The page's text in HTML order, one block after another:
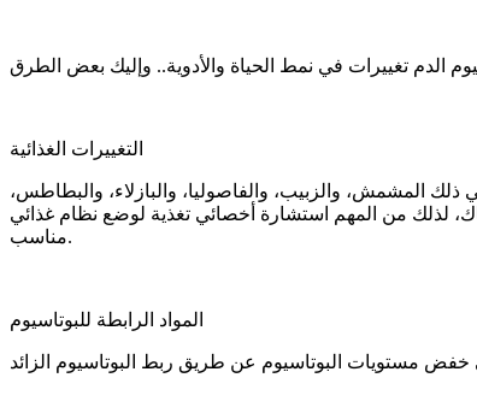
التغييرات الغذائية
المشمش، والزبيب، والفاصوليا، والبازلاء، والبطاطس،
لذلك من المهم استشارة أخصائي تغذية لوضع نظام غذائي
مناسب.
المواد الرابطة للبوتاسيوم